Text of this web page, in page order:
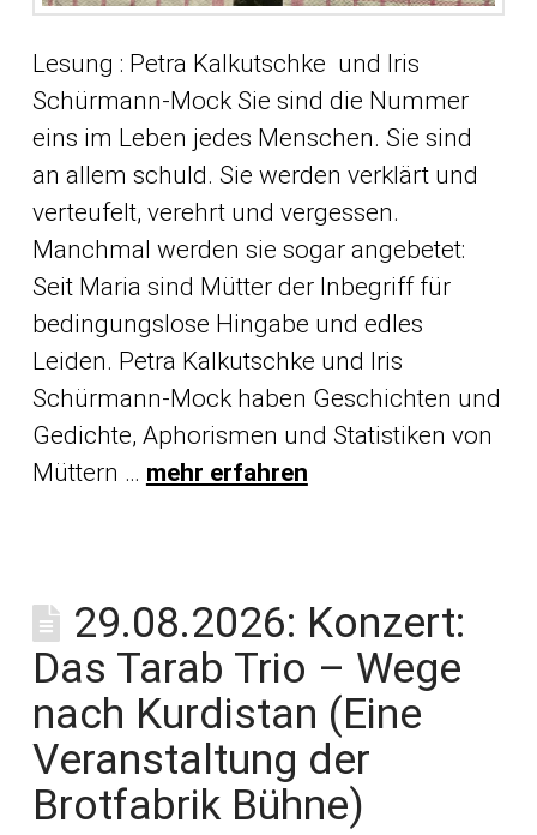
Lesung : Petra Kalkutschke und Iris
Schürmann-Mock Sie sind die Nummer
eins im Leben jedes Menschen. Sie sind
an allem schuld. Sie werden verklärt und
verteufelt, verehrt und vergessen.
Manchmal werden sie sogar angebetet:
Seit Maria sind Mütter der Inbegriff für
bedingungslose Hingabe und edles
Leiden. Petra Kalkutschke und Iris
Schürmann-Mock haben Geschichten und
Gedichte, Aphorismen und Statistiken von
Müttern … mehr erfahren
29.08.2026: Konzert:
Das Tarab Trio – Wege
nach Kurdistan (Eine
Veranstaltung der
Brotfabrik Bühne)